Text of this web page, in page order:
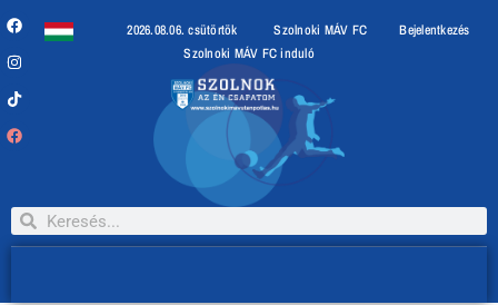
2026.08.06. csütörtök Szolnoki MÁV FC
Bejelentkezés
Szolnoki MÁV FC induló